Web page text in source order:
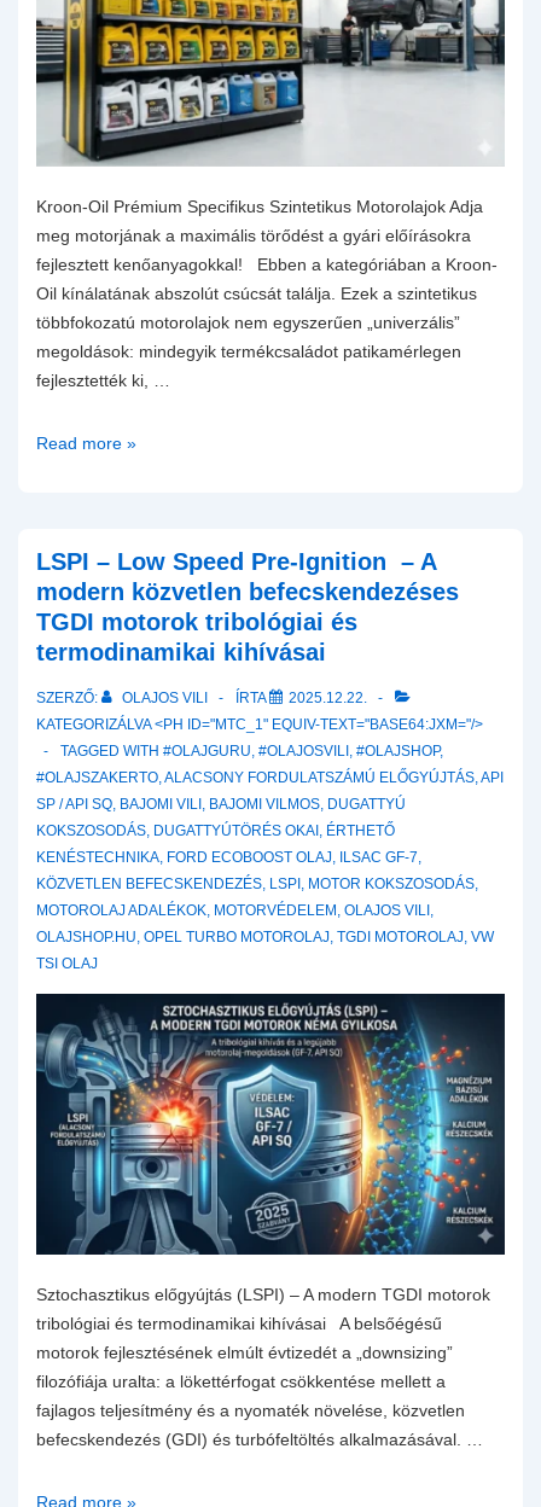
Kroon-Oil Prémium Specifikus Szintetikus Motorolajok Adja
meg motorjának a maximális törődést a gyári előírásokra
fejlesztett kenőanyagokkal! Ebben a kategóriában a Kroon-
Oil kínálatának abszolút csúcsát találja. Ezek a szintetikus
többfokozatú motorolajok nem egyszerűen „univerzális”
megoldások: mindegyik termékcsaládot patikamérlegen
fejlesztették ki, …
Kroon
gyártó
specifikus
szintetikus
motorolaj
Read more »
LSPI – Low Speed Pre-Ignition – A
modern közvetlen befecskendezéses
TGDI motorok tribológiai és
termodinamikai kihívásai
SZERZŐ: OLAJOS VILI ÍRTA
2025.12.22.
KATEGORIZÁLVA <PH ID="MTC_1" EQUIV-TEXT="BASE64:JXM="/>
TAGGED WITH #OLAJGURU #OLAJOSVILI #OLAJSHOP,
#OLAJSZAKERTO ALACSONY FORDULATSZÁMÚ ELŐGYÚJTÁS API
SP / API SQ BAJOMI VILI BAJOMI VILMOS DUGATTYÚ
KOKSZOSODÁS DUGATTYÚTÖRÉS OKAI ÉRTHETŐ
KENÉSTECHNIKA FORD ECOBOOST OLAJ ILSAC GF-7
KÖZVETLEN BEFECSKENDEZÉS LSPI MOTOR KOKSZOSODÁS
MOTOROLAJ ADALÉKOK MOTORVÉDELEM OLAJOS VILI
OLAJSHOP.HU OPEL TURBO MOTOROLAJ TGDI MOTOROLAJ VW
TSI OLAJ
Sztochasztikus előgyújtás (LSPI) – A modern TGDI motorok
tribológiai és termodinamikai kihívásai A belsőégésű
motorok fejlesztésének elmúlt évtizedét a „downsizing”
filozófiája uralta: a lökettérfogat csökkentése mellett a
fajlagos teljesítmény és a nyomaték növelése, közvetlen
befecskendezés (GDI) és turbófeltöltés alkalmazásával. …
LSPI
Read more »